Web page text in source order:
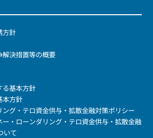
方針
解決措置等の概要
る基本方針
本方針
ング・テロ資金供与・拡散金融対策ポリシー
ー・ローンダリング・テロ資金供与・拡散金融
いて